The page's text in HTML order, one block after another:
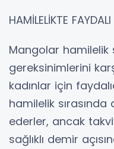
HAMİLELİKTE FAYDALI
Mangolar hamilelik
gereksinimlerini
kadınlar için
hamilelik
ederler, ancak
sağlıklı demir